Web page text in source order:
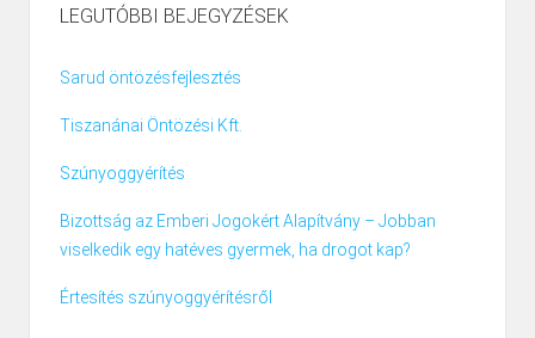
LEGUTÓBBI BEJEGYZÉSEK
Sarud öntözésfejlesztés
Tiszanánai Öntözési Kft.
Szúnyoggyérítés
Bizottság az Emberi Jogokért Alapítvány – Jobban
viselkedik egy hatéves gyermek, ha drogot kap?
Értesítés szúnyoggyérítésről